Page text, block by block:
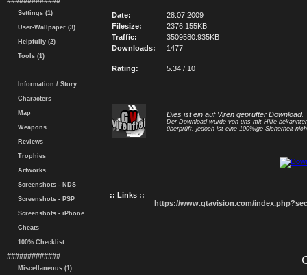
Settings (1)
User-Wallpaper (3)
Helpfully (2)
Tools (1)
Information / Story
Characters
Map
Weapons
Reviews
Trophies
Artworks
Screenshots - NDS
Screenshots - PSP
Screenshots - iPhone
Cheats
100% Checklist
#############
Miscellaneous (1)
Date:
28.07.2009
Filesize:
2376.155KB
Traffic:
3509580.935KB
Downloads:
1477
Rating: 5.34 / 10
Dies ist ein auf Viren geprüfter Download.
Der Download wurde von uns mit Hilfe
überprüft, jedoch ist eine 100%ige Sicherheit
:: Links ::
https://www.gtavision.com/